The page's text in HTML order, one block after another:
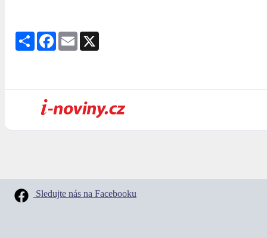
Share Facebook
Email
Sledujte nás na Facebooku